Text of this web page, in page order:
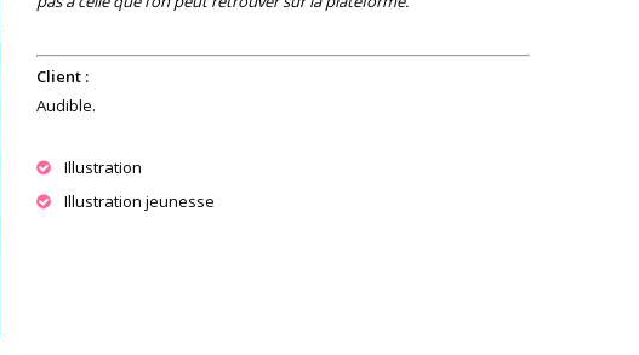
Client :
Audible.
Illustration
Illustration jeunesse